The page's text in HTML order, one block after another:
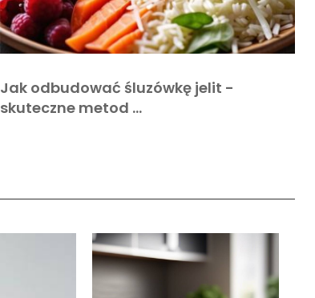
Jak odbudować śluzówkę jelit -
skuteczne metod …